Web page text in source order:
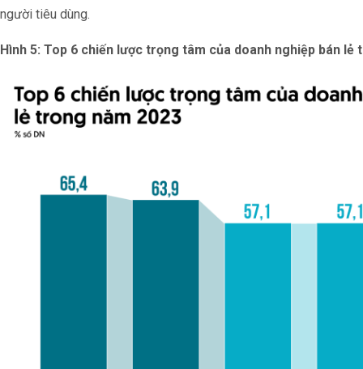
người tiêu dùng.
Hình 5: Top 6 chiến lược trọng tâm của doanh nghiệp bán lẻ